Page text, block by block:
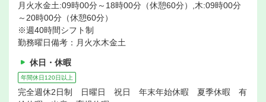
月火水金土:09時00分～18時00分（休憩60分）,木:09時00分
～20時00分（休憩60分）
※週40時間シフト制
勤務曜日備考：月火水木金土
休日・休暇
年間休日120日以上
完全週休2日制 日曜日 祝日 年末年始休暇 夏季休暇 有